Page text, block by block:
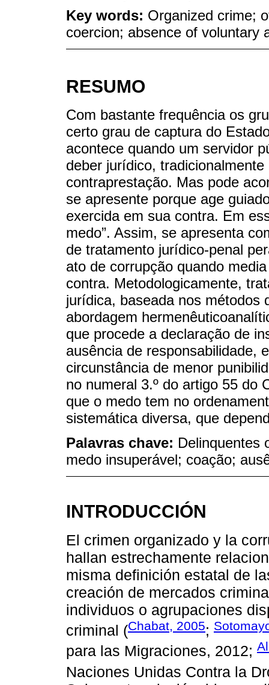
Key words: Organized crime;
coercion; absence of voluntary
RESUMO
Com bastante frequência os
certo grau de captura do
acontece quando um servidor
deber jurídico,
contraprestação. Mas pode
se apresente porque age
exercida em sua contra. Em
medo”. Assim, se apresenta
de tratamento jurídico-penal
ato de corrupção quando
contra. Metodologicamente,
jurídica, baseada nos métodos
abordagem
que procede a declaração de
ausência de responsabilidade,
circunstância de menor
no numeral 3.º do artigo 55 do
que o medo tem no
sistemática diversa, que
Palavras chave: Delinquentes
medo insuperável; coação;
INTRODUCCIÓN
El crimen organizado y la
hallan estrechamente
misma definición estatal de
creación de mercados
individuos o agrupaciones
criminal (Chabat, 2005;
para las Migraciones, 2012;
Naciones Unidas Contra la